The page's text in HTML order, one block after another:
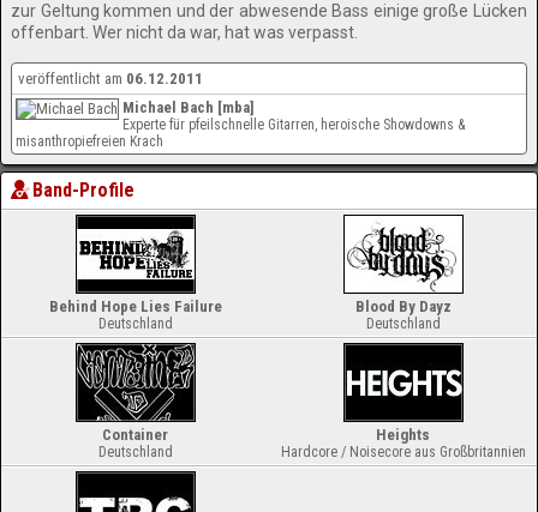
zur Geltung kommen und der abwesende Bass einige große Lücken
offenbart. Wer nicht da war, hat was verpasst.
veröffentlicht am 06.12.2011
Michael Bach [mba]
Experte für pfeilschnelle Gitarren, heroische Showdowns &
misanthropiefreien Krach
Band-Profile
Behind Hope Lies Failure
Deutschland
Blood By Dayz
Deutschland
Container
Deutschland
Heights
Hardcore / Noisecore aus Großbritannien